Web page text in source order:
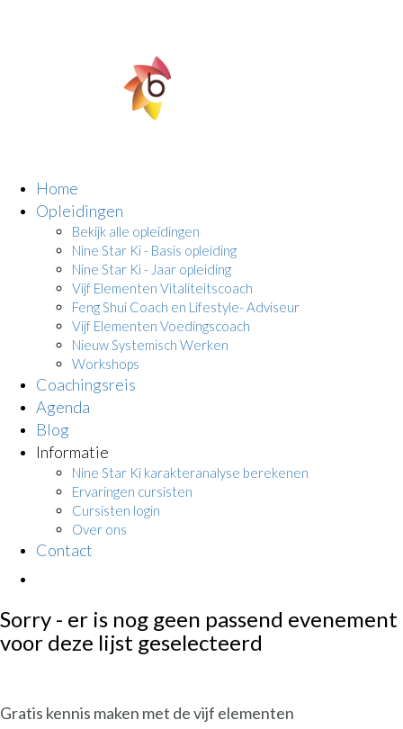
Home
Opleidingen
Bekijk alle opleidingen
Nine Star Ki - Basis opleiding
Nine Star Ki - Jaar opleiding
Vijf Elementen Vitaliteitscoach
Feng Shui Coach en Lifestyle- Adviseur
Vijf Elementen Voedingscoach
Nieuw Systemisch Werken
Workshops
Coachingsreis
Agenda
Blog
Informatie
Nine Star Ki karakteranalyse berekenen
Ervaringen cursisten
Cursisten login
Over ons
Contact
Sorry - er is nog geen passend evenement
voor deze lijst geselecteerd
Gratis kennis maken met de vijf elementen